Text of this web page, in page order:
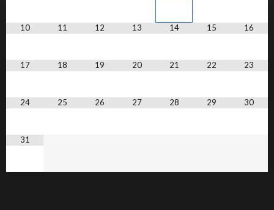
10 11 12 13 14 15 16
17 18 19 20 21 22 23
24 25 26 27 28 29 30
31